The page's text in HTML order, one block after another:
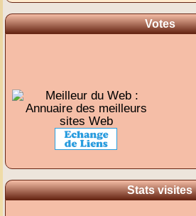
Votes
Stats visites